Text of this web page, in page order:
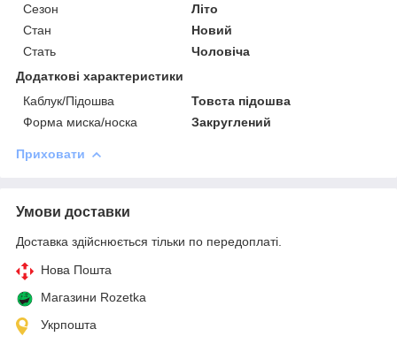
Сезон
Літо
Стан
Новий
Стать
Чоловіча
Додаткові характеристики
Каблук/Підошва
Товста підошва
Форма миска/носка
Закруглений
Приховати
Умови доставки
Доставка здійснюється тільки по передоплаті.
Нова Пошта
Магазини Rozetka
Укрпошта